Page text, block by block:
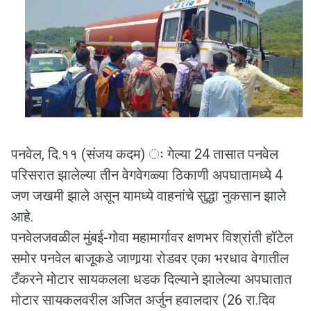
पनवेल, दि.११ (संजय कदम) ः गेल्या 24 तासात पनवेल
परिसरात झालेल्या तीन वेगवेगळ्या ठिकाणी अपघातामध्ये 4
जण जखमी झाले असून यामध्ये वाहनांचे सुद्धा नुकसान झाले
आहे.
पनवेलजवळील मुंबई-गोवा महामार्गावर क्षणभर विश्रांती हॉटेल
समोर पनवेल बाजूकडे जाणार्‍या रोडवर एका भरधाव वेगातील
टँकरने मोटार सायकलला धडक दिल्याने झालेल्या अपघातात
मोटार सायकलवरील अजित अर्जुन हवालदार (26 रा.दिव